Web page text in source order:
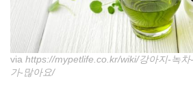
via https://mypetlife.co.kr/wiki/강아지-녹
가-많아요/